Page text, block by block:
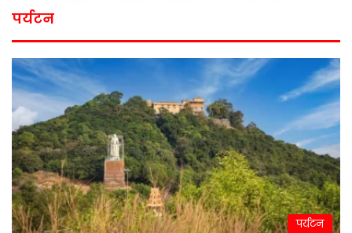
पर्यटन
पर्यटन